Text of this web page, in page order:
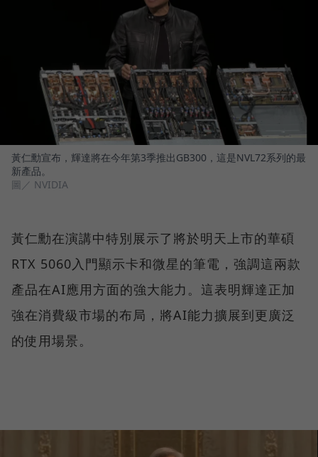
黃仁勳宣布，輝達將在今年第3季推出GB300，這是NVL72系列的最
新產品。
圖／ NVIDIA
黃仁勳在演講中特別展示了將於明天上市的華碩
RTX 5060入門顯示卡和微星的筆電，強調這兩款
產品在AI應用方面的強大能力。這表明輝達正加
強在消費級市場的布局，將AI能力擴展到更廣泛
的使用場景。